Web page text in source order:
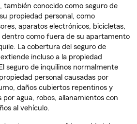
también conocido como seguro de
propiedad personal, como
aparatos electrónicos, bicicletas,
como fuera de su apartamento
La cobertura del seguro de
incluso a la propiedad
seguro de inquilinos normalmente
personal causadas por
daños cubiertos repentinos y
por agua, robos, allanamientos con
al vehículo.